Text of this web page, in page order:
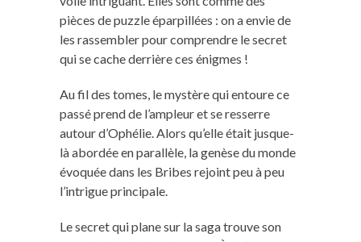
pièces de puzzle éparpillées : on a envie de
les rassembler pour comprendre le secret
qui se cache derrière ces énigmes !
Au fil des tomes, le mystère qui entoure ce
passé prend de l’ampleur et se resserre
autour d’Ophélie. Alors qu’elle était jusque-
là abordée en parallèle, la genèse du monde
évoquée dans les Bribes rejoint peu à peu
l’intrigue principale.
Le secret qui plane sur la saga trouve son